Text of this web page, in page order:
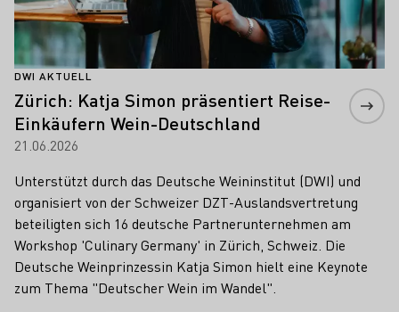
DWI AKTUELL
Zürich: Katja Simon präsentiert Reise-
Einkäufern Wein-Deutschland
21.06.2026
Unterstützt durch das Deutsche Weininstitut (DWI) und
organisiert von der Schweizer DZT-Auslandsvertretung
beteiligten sich 16 deutsche Partnerunternehmen am
Workshop 'Culinary Germany' in Zürich, Schweiz. Die
Deutsche Weinprinzessin Katja Simon hielt eine Keynote
zum Thema "Deutscher Wein im Wandel".